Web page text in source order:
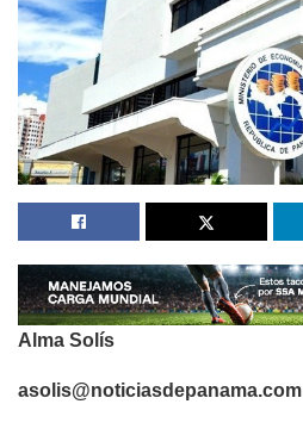
Alma Solís
asolis@noticiasdepanama.com